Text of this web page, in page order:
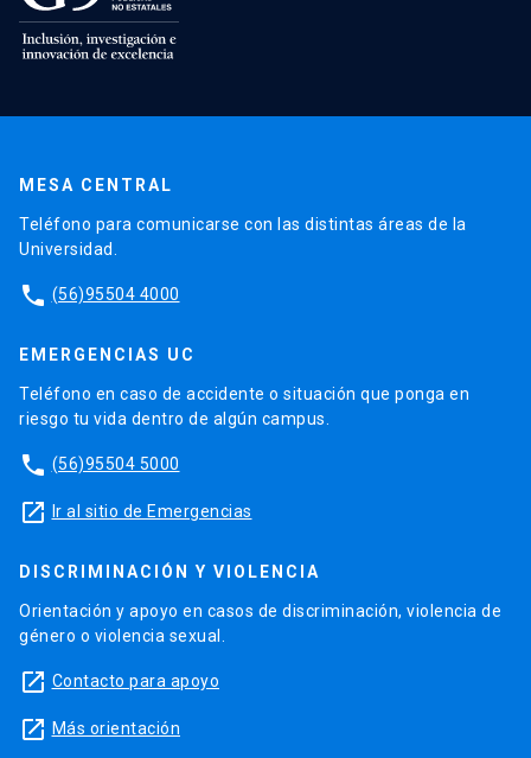
MESA CENTRAL
Teléfono para comunicarse con las distintas áreas de la
Universidad.
phone (56)95504 4000
EMERGENCIAS UC
Teléfono en caso de accidente o situación que ponga en
riesgo tu vida dentro de algún campus.
phone (56)95504 5000
launch Ir al sitio de Emergencias
DISCRIMINACIÓN Y VIOLENCIA
Orientación y apoyo en casos de discriminación, violencia de
género o violencia sexual.
launch Contacto para apoyo
launch Más orientación